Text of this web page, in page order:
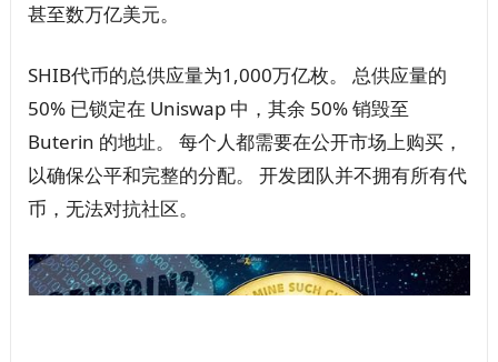
甚至数万亿美元。
SHIB代币的总供应量为1,000万亿枚。 总供应量的
50% 已锁定在 Uniswap 中，其余 50% 销毁至
Buterin 的地址。 每个人都需要在公开市场上购买，
以确保公平和完整的分配。 开发团队并不拥有所有代
币，无法对抗社区。